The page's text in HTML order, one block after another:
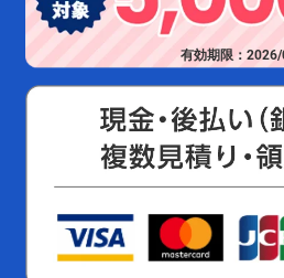
有効期限：